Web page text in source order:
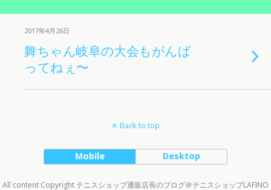
2017年4月26日
舞ちゃん岐阜の大会もがんば
ってねぇ〜
Back to top
Mobile Desktop
All content Copyright テニスショップ通販店長のブログ＠テニスショップLAFINO